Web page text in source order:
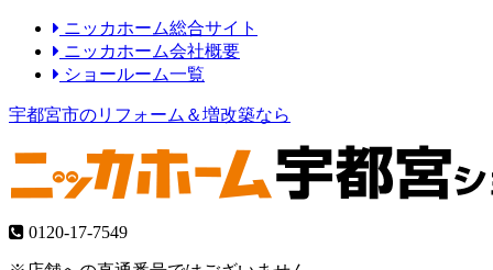
ニッカホーム総合サイト
ニッカホーム会社概要
ショールーム一覧
宇都宮市のリフォーム＆増改築なら
0120-17-7549